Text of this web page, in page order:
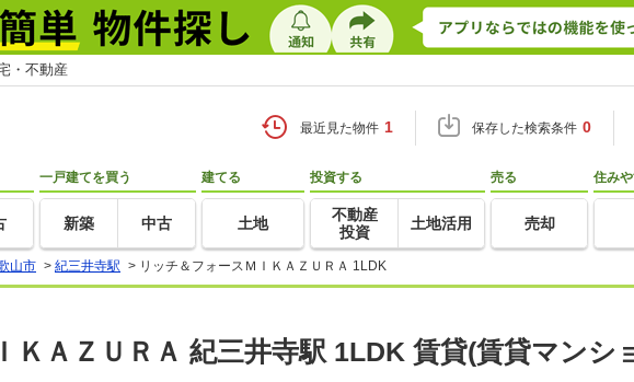
・不動産
最近見た物件 1 保存した検索条件 0
一戸建てを買う
新築 中古
建てる
土地
投資する
不動産
投資
土地活用
売る
売却
住み
山市 > 紀三井寺駅 > リッチ＆フォースＭＩＫＡＺＵＲＡ 1LDK
ＫＡＺＵＲＡ 紀三井寺駅 1LDK 賃貸(賃貸マンシ